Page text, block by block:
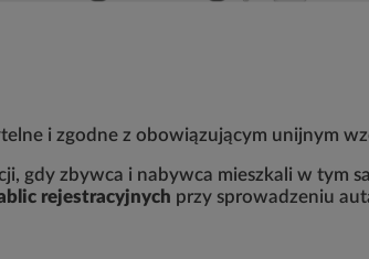
i zgodne z obowiązującym unijnym
gdy zbywca i nabywca mieszkali w tym
rejestracyjnych przy sprowadzeniu